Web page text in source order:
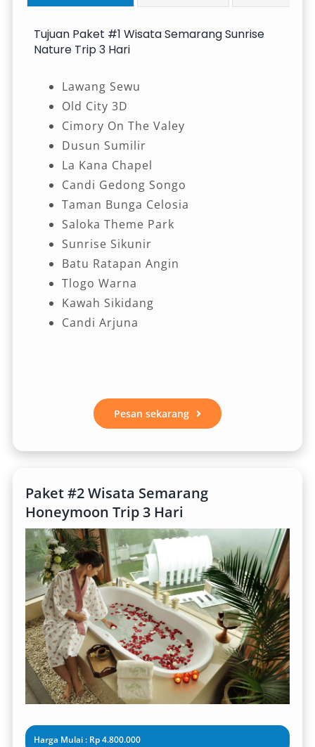
Tujuan Paket #1 Wisata Semarang Sunrise
Nature Trip 3 Hari
Lawang Sewu
Old City 3D
Cimory On The Valey
Dusun Sumilir
La Kana Chapel
Candi Gedong Songo
Taman Bunga Celosia
Saloka Theme Park
Sunrise Sikunir
Batu Ratapan Angin
Tlogo Warna
Kawah Sikidang
Candi Arjuna
Pesan sekarang
Paket #2 Wisata Semarang
Honeymoon Trip 3 Hari
Harga Mulai : Rp 4.800.000